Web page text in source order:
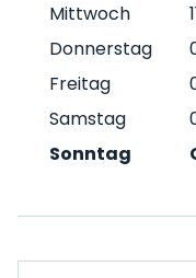
Mittwoch
Donnerstag
Freitag
Samstag
Sonntag